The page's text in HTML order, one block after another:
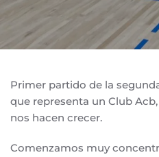
Primer partido de la
que representa un Club
nos hacen crecer.
Comenzamos muy